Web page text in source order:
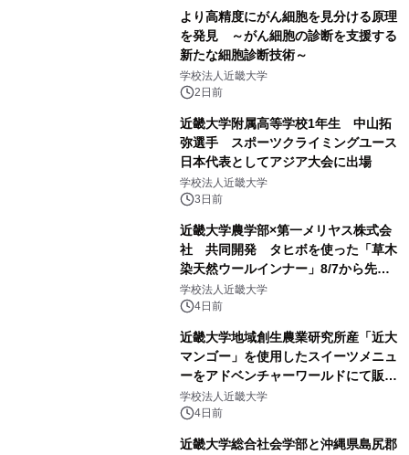
より高精度にがん細胞を見分ける原理
を発見 ～がん細胞の診断を支援する
新たな細胞診断技術～
学校法人近畿大学
2日前
近畿大学附属高等学校1年生 中山拓
弥選手 スポーツクライミングユース
日本代表としてアジア大会に出場
学校法人近畿大学
3日前
近畿大学農学部×第一メリヤス株式会
社 共同開発 タヒボを使った「草木
染天然ウールインナー」8/7から先行
販売
学校法人近畿大学
4日前
近畿大学地域創生農業研究所産「近大
マンゴー」を使用したスイーツメニュ
ーをアドベンチャーワールドにて販売
します パークでしか味わえない期間
限定スイーツを楽しんで♪
学校法人近畿大学
4日前
近畿大学総合社会学部と沖縄県島尻郡